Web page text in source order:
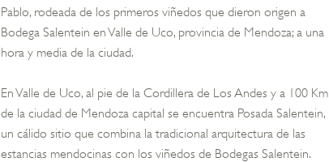
Pablo, rodeada de los primeros viñedos que dieron origen a
Bodega Salentein en Valle de Uco, provincia de Mendoza; a una
hora y media de la ciudad.
En Valle de Uco, al pie de la Cordillera de Los Andes y a 100 Km
de la ciudad de Mendoza capital se encuentra Posada Salentein,
un cálido sitio que combina la tradicional arquitectura de las
estancias mendocinas con los viñedos de Bodegas Salentein.